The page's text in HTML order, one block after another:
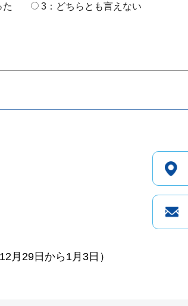
た 3：どちらとも言えない
月29日から1月3日）